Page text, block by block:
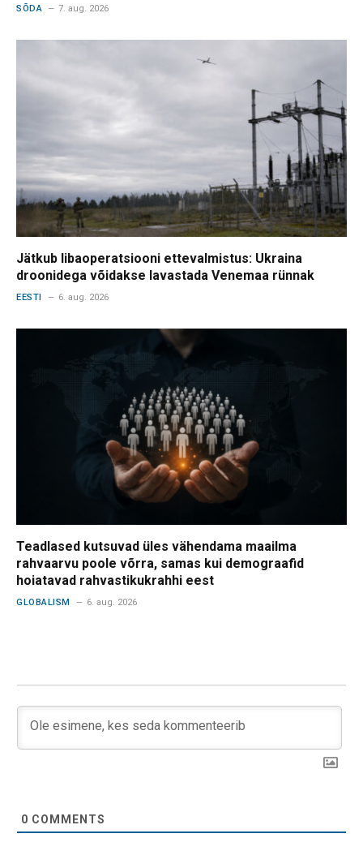
SÕDA 7. aug. 2026
Jätkub libaoperatsiooni ettevalmistus: Ukraina
droonidega võidakse lavastada Venemaa rünnak
EESTI 6. aug. 2026
Teadlased kutsuvad üles vähendama maailma
rahvaarvu poole võrra, samas kui demograafid
hoiatavad rahvastikukrahhi eest
GLOBALISM 6. aug. 2026
0 COMMENTS